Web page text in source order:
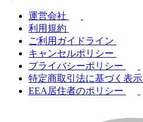
運営会社
利用規約
ご利用ガイドライン
キャンセルポリシー
プライバシーポリシー
特定商取引法に基づく表示
EEA居住者のポリシー